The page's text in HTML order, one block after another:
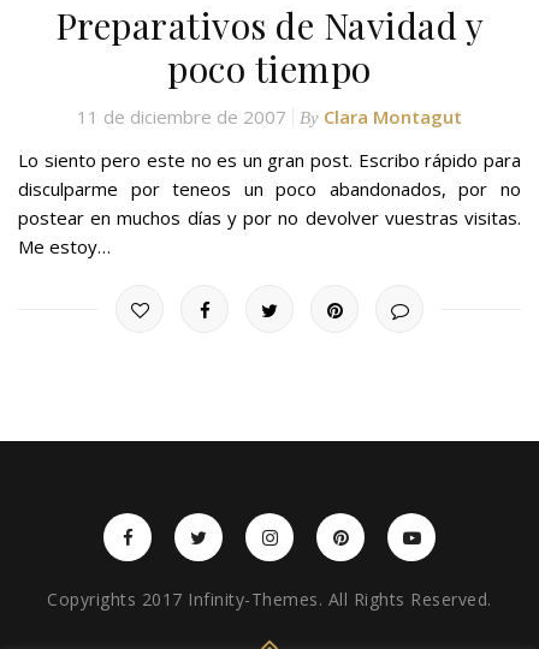
Preparativos de Navidad y
poco tiempo
11 de diciembre de 2007 By Clara Montagut
Lo siento pero este no es un gran post. Escribo rápido para
disculparme por teneos un poco abandonados, por no
postear en muchos días y por no devolver vuestras visitas.
Me estoy…
Copyrights 2017 Infinity-Themes. All Rights Reserved.